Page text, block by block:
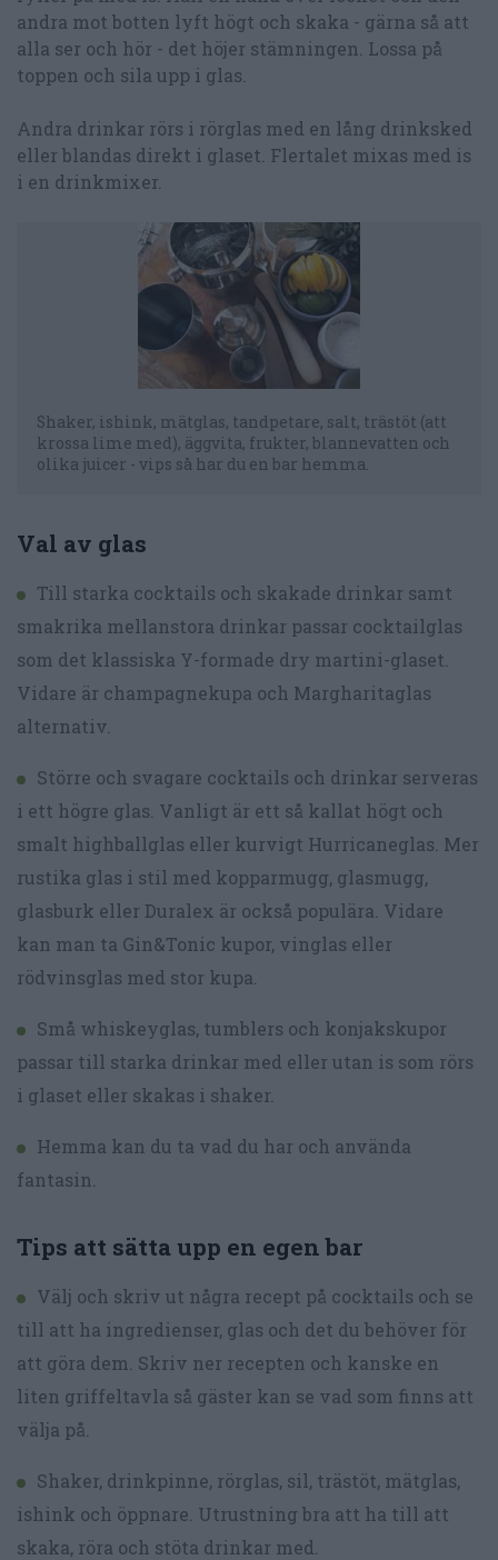
andra mot botten lyft högt och skaka - gärna så att
alla ser och hör - det höjer stämningen. Lossa på
toppen och sila upp i glas.
Andra drinkar rörs i rörglas med en lång drinksked
eller blandas direkt i glaset. Flertalet mixas med is
i en drinkmixer.
Shaker, ishink, mätglas, tandpetare, salt, trästöt (att
krossa lime med), äggvita, frukter, blannevatten och
olika juicer - vips så har du en bar hemma.
Val av glas
Till starka cocktails och skakade drinkar samt
smakrika mellanstora drinkar passar cocktailglas
som det klassiska Y-formade dry martini-glaset.
Vidare är champagnekupa och Margharitaglas
alternativ.
Större och svagare cocktails och drinkar serveras
i ett högre glas. Vanligt är ett så kallat högt och
smalt highballglas eller kurvigt Hurricaneglas. Mer
rustika glas i stil med kopparmugg, glasmugg,
glasburk eller Duralex är också populära. Vidare
kan man ta Gin&Tonic kupor, vinglas eller
rödvinsglas med stor kupa.
Små whiskeyglas, tumblers och konjakskupor
passar till starka drinkar med eller utan is som rörs
i glaset eller skakas i shaker.
Hemma kan du ta vad du har och använda
fantasin.
Tips att sätta upp en egen bar
Välj och skriv ut några recept på cocktails och se
till att ha ingredienser, glas och det du behöver för
att göra dem. Skriv ner recepten och kanske en
liten griffeltavla så gäster kan se vad som finns att
välja på.
Shaker, drinkpinne, rörglas, sil, trästöt, mätglas,
ishink och öppnare. Utrustning bra att ha till att
skaka, röra och stöta drinkar med.